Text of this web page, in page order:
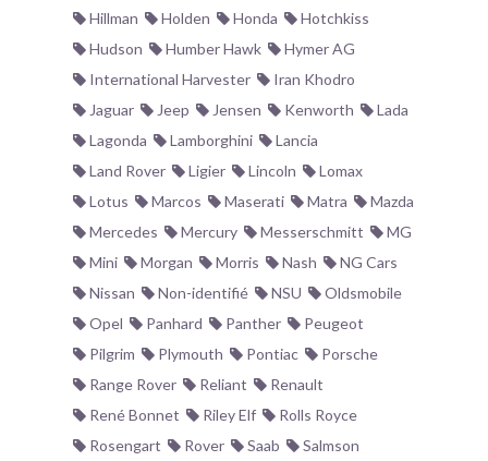
Hillman
Holden Honda
Hotchkiss
Hudson
Humber Hawk
Hymer AG
International Harvester
Iran Khodro
Jaguar
Jeep Jensen Kenworth
Lada
Lagonda
Lamborghini
Lancia
Land Rover
Ligier Lincoln
Lomax
Lotus
Marcos Maserati Matra
Mazda
Mercedes
Mercury Messerschmitt
MG
Mini
Morgan Morris Nash
NG Cars
Nissan
Non-identifié NSU
Oldsmobile
Opel
Panhard Panther
Peugeot
Pilgrim
Plymouth Pontiac
Porsche
Range Rover
Reliant
Renault
René Bonnet
Riley Elf
Rolls Royce
Rosengart
Rover Saab Salmson